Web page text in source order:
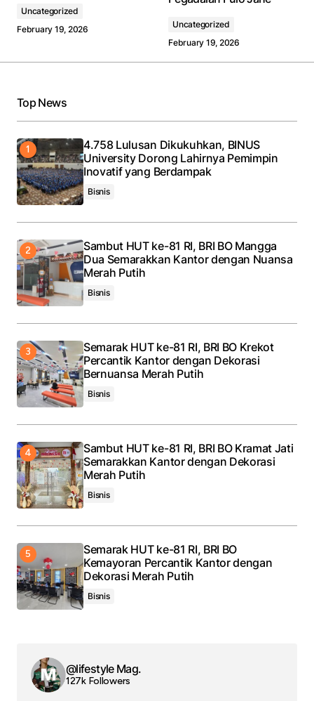
Uncategorized
February 19, 2026
Uncategorized
February 19, 2026
Top News
4.758 Lulusan Dikukuhkan, BINUS
University Dorong Lahirnya Pemimpin
Inovatif yang Berdampak
Bisnis
Sambut HUT ke-81 RI, BRI BO Mangga
Dua Semarakkan Kantor dengan Nuansa
Merah Putih
Bisnis
Semarak HUT ke-81 RI, BRI BO Krekot
Percantik Kantor dengan Dekorasi
Bernuansa Merah Putih
Bisnis
Sambut HUT ke-81 RI, BRI BO Kramat Jati
Semarakkan Kantor dengan Dekorasi
Merah Putih
Bisnis
Semarak HUT ke-81 RI, BRI BO
Kemayoran Percantik Kantor dengan
Dekorasi Merah Putih
Bisnis
@lifestyle Mag.
127k Followers